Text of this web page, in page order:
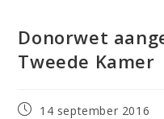
Donorwet
Tweede Kamer
Bericht14 september 2016